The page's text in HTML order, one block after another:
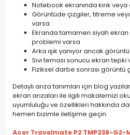
Notebook ekranında kırık
Görüntüde çizgiler, titreme
varsa
Ekranda tamamen siyah
problemi varsa
Arka ışık yanıyor ancak
Sıvı teması sonucu ekran
Fiziksel darbe sonrası görüntü
Detaylı arıza tanımları için blog
ekran arızaları ile ilgili makalemizi
uyumluluğu ve özellikleri hakkında
hemen bizimle iletişime geçin.
Acer Travelmate P2 TMP238-G2-